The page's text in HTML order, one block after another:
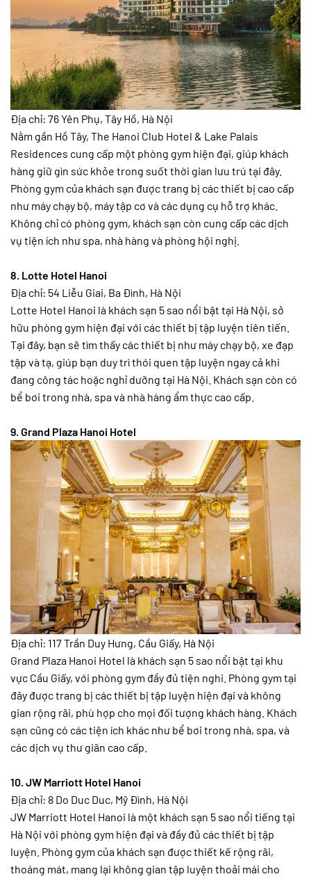
Địa chỉ: 76 Yên Phụ, Tây Hồ, Hà Nội
Nằm gần Hồ Tây, The Hanoi Club Hotel & Lake Palais
Residences cung cấp một phòng gym hiện đại, giúp khách
hàng giữ gìn sức khỏe trong suốt thời gian lưu trú tại đây.
Phòng gym của khách sạn được trang bị các thiết bị cao cấp
như máy chạy bộ, máy tập cơ và các dụng cụ hỗ trợ khác.
Không chỉ có phòng gym, khách sạn còn cung cấp các dịch
vụ tiện ích như spa, nhà hàng và phòng hội nghị.
8. Lotte Hotel Hanoi
Địa chỉ: 54 Liễu Giai, Ba Đình, Hà Nội
Lotte Hotel Hanoi là khách sạn 5 sao nổi bật tại Hà Nội, sở
hữu phòng gym hiện đại với các thiết bị tập luyện tiên tiến.
Tại đây, bạn sẽ tìm thấy các thiết bị như máy chạy bộ, xe đạp
tập và tạ, giúp bạn duy trì thói quen tập luyện ngay cả khi
đang công tác hoặc nghỉ dưỡng tại Hà Nội. Khách sạn còn có
bể bơi trong nhà, spa và nhà hàng ẩm thực cao cấp.
9. Grand Plaza Hanoi Hotel
Địa chỉ: 117 Trần Duy Hưng, Cầu Giấy, Hà Nội
Grand Plaza Hanoi Hotel là khách sạn 5 sao nổi bật tại khu
vực Cầu Giấy, với phòng gym đầy đủ tiện nghi. Phòng gym tại
đây được trang bị các thiết bị tập luyện hiện đại và không
gian rộng rãi, phù hợp cho mọi đối tượng khách hàng. Khách
sạn cũng có các tiện ích khác như bể bơi trong nhà, spa, và
các dịch vụ thư giãn cao cấp.
10. JW Marriott Hotel Hanoi
Địa chỉ: 8 Do Duc Duc, Mỹ Đình, Hà Nội
JW Marriott Hotel Hanoi là một khách sạn 5 sao nổi tiếng tại
Hà Nội với phòng gym hiện đại và đầy đủ các thiết bị tập
luyện. Phòng gym của khách sạn được thiết kế rộng rãi,
thoáng mát, mang lại không gian tập luyện thoải mái cho